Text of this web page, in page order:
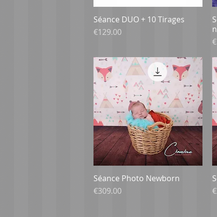
Aperçu rapide
Séance DUO + 10 Tirages
Prix
€129.00
Aperçu rapide
Séance Photo Newborn
Prix
€309.00